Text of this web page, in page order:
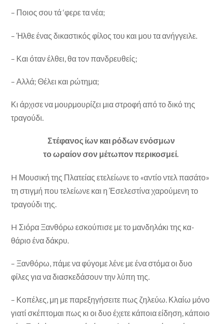
– Ποιος σου τά ‘φερε τα νέα;
– Ήλθε ένας δικαστικός φίλος του και μου τα ανήγγειλε.
– Και όταν έλθει, θα τον πανδρευθείς;
– Αλλά; Θέλει και ρώτημα;
Κι άρχισε να μουρμουρίζει μια στροφή από το δικό της
τραγούδι.
Στέφανος ίων και ρόδων ενόσμων
το ωραίον σον μέτωπον περικοσμεί.
H Μουσική της Πλατείας ετελείωνε το «αντίο ντελ πασάτο»
τη στιγμή που τελείωνε και η Έσελεστίνα χαρούμενη το
τραγούδι της.
H Σιόρα Ξανθόρω εσκούπισε με το μανδηλάκι της κα­
θάριο ένα δάκρυ.
– Ξανθόρω, πάμε να φύγομε λένε με ένα στόμα οι δυο
φίλες για να διασκεδάσουν την λύπη της.
– Κοπέλες, μη με παρεξηγήσειτε πως ζηλεύω. Κλαίω μόνο
γιατί σκέπτομαι πως κι οι δυο έχετε κάποια είδηση, κάποιο